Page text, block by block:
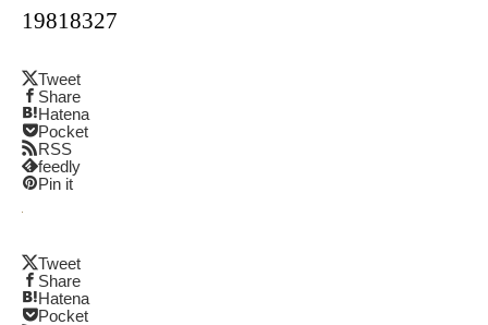
19818327
Tweet
Share
Hatena
Pocket
RSS
feedly
Pin it
Tweet
Share
Hatena
Pocket